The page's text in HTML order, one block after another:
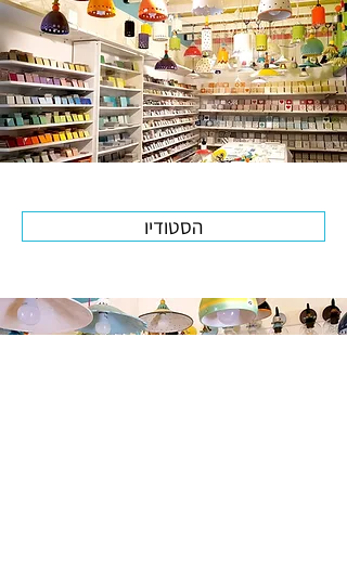
הסטודיו